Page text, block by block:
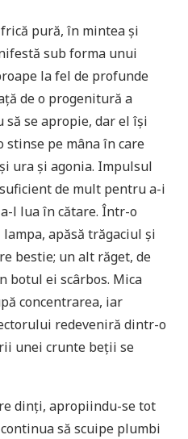
pură, în mintea și
sub forma unui
la fel de profunde
de o progenitură a
se apropie, dar el își
stinse pe mâna în care
ura și agonia. Impulsul
de mult pentru a-i
l lua în cătare. Într-o
apăsă trăgaciul și
bestie; un alt răget, de
botul ei scârbos. Mica
concentrarea, iar
redeveniră dintr-o
unei crunte beții se
dinți, apropiindu-se tot
să scuipe plumbi